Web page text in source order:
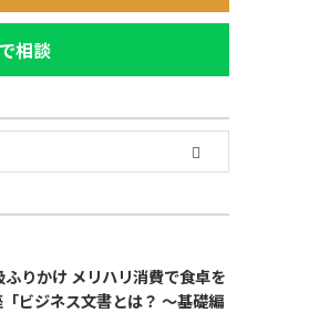
相談
りかけ メリハリ消費で食卓を
ビジネス文書とは？ ～基礎編